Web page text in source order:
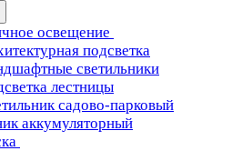
освещение
подсветка
светильники
лестницы
садово-парковый
аккумуляторный